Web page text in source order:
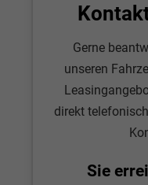
Gerne
unseren
direkt
Sie